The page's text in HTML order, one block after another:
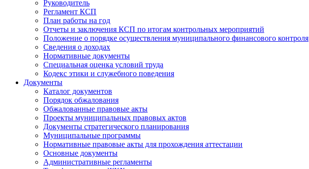
Руководитель
Регламент КСП
План работы на год
Отчеты и заключения КСП по итогам контрольных мероприятий
Положение о порядке осуществления муниципального финансового контроля
Сведения о доходах
Нормативные документы
Специальная оценка условий труда
Кодекс этики и служебного поведения
Документы
Каталог документов
Порядок обжалования
Обжалованные правовые акты
Проекты муниципальных правовых актов
Документы стратегического планирования
Муниципальные программы
Нормативные правовые акты для прохождения аттестации
Основные документы
Административные регламенты